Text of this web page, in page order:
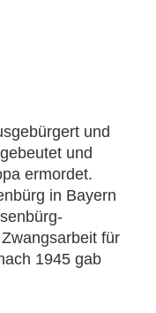
und
und
ermordet.
in Bayern
für
1945 gab